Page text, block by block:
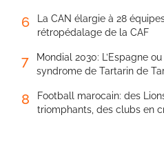
6
La CAN élargie à 28
rétropédalage de la CAF
7
Mondial 2030: L’Espagne
syndrome de Tartarin de
8
Football marocain: des
triomphants, des clubs en